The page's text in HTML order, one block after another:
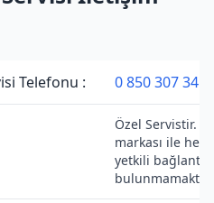
Telefonu : 0 850 307 34
Özel Servistir.
markası ile
yetkili bağlantısı